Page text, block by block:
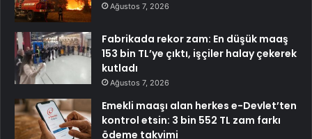
Ağustos 7, 2026
Fabrikada rekor zam: En düşük maaş
153 bin TL’ye çıktı, işçiler halay çekerek
kutladı
Ağustos 7, 2026
Emekli maaşı alan herkes e-Devlet’ten
kontrol etsin: 3 bin 552 TL zam farkı
ödeme takvimi